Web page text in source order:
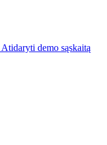
Atidaryti demo sąskaitą